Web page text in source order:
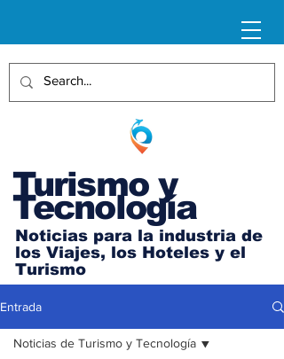
Turismo y
Tecnología
Noticias para la industria de
los Viajes, los Hoteles y el
Turismo
Entrada
Noticias de Turismo y Tecnología